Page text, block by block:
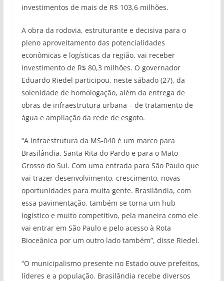
investimentos de mais de R$ 103,6 milhões.
A obra da rodovia, estruturante e decisiva para o
pleno aproveitamento das potencialidades
econômicas e logísticas da região, vai receber
investimento de R$ 80,3 milhões. O governador
Eduardo Riedel participou, neste sábado (27), da
solenidade de homologação, além da entrega de
obras de infraestrutura urbana – de tratamento de
água e ampliação da rede de esgoto.
“A infraestrutura da MS-040 é um marco para
Brasilândia, Santa Rita do Pardo e para o Mato
Grosso do Sul. Com uma entrada para São Paulo que
vai trazer desenvolvimento, crescimento, novas
oportunidades para muita gente. Brasilândia, com
essa pavimentação, também se torna um hub
logístico e muito competitivo, pela maneira como ele
vai entrar em São Paulo e pelo acesso à Rota
Bioceânica por um outro lado também”, disse Riedel.
“O municipalismo presente no Estado ouve prefeitos,
líderes e a população. Brasilândia recebe diversos